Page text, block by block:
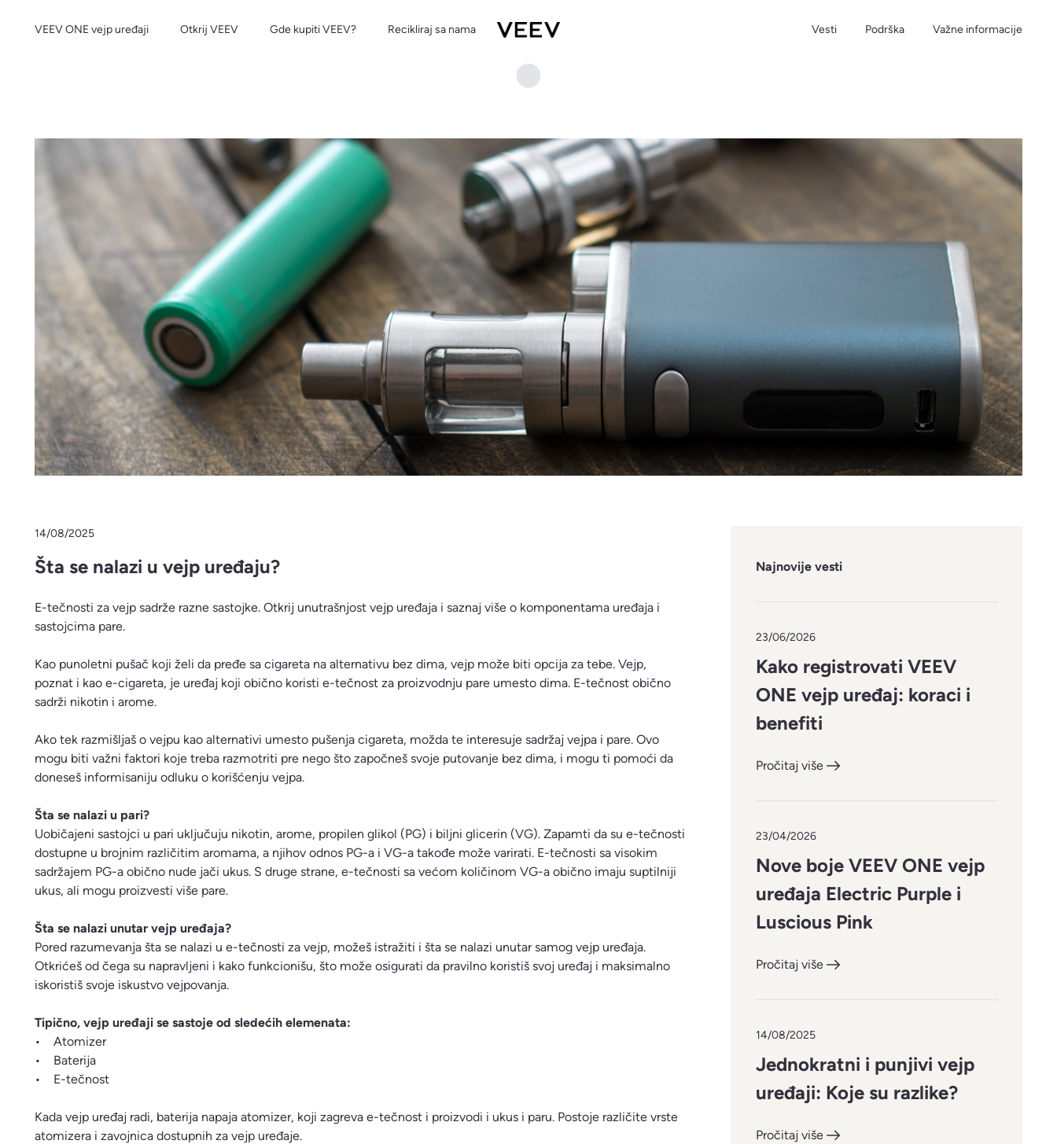
VEEV ONE vejp uređaji Otkrij VEEV Gde kupiti VEEV? Recikliraj sa nama Vesti Podrška Važne informacije
14/08/2025
Šta se nalazi u vejp uređaju?
E-tečnosti za vejp sadrže razne sastojke. Otkrij unutrašnjost vejp uređaja i saznaj više o komponentama uređaja i
sastojcima pare.
Kao punoletni pušač koji želi da pređe sa cigareta na alternativu bez dima, vejp može biti opcija za tebe. Vejp,
poznat i kao e-cigareta, je uređaj koji obično koristi e-tečnost za proizvodnju pare umesto dima. E-tečnost obično
sadrži nikotin i arome.
Ako tek razmišljaš o vejpu kao alternativi umesto pušenja cigareta, možda te interesuje sadržaj vejpa i pare. Ovo
mogu biti važni faktori koje treba razmotriti pre nego što započneš svoje putovanje bez dima, i mogu ti pomoći da
doneseš informisaniju odluku o korišćenju vejpa.
Šta se nalazi u pari?
Uobičajeni sastojci u pari uključuju nikotin, arome, propilen glikol (PG) i biljni glicerin (VG). Zapamti da su e-tečnosti
dostupne u brojnim različitim aromama, a njihov odnos PG-a i VG-a takođe može varirati. E-tečnosti sa visokim
sadržajem PG-a obično nude jači ukus. S druge strane, e-tečnosti sa većom količinom VG-a obično imaju suptilniji
ukus, ali mogu proizvesti više pare.
Šta se nalazi unutar vejp uređaja?
Pored razumevanja šta se nalazi u e-tečnosti za vejp, možeš istražiti i šta se nalazi unutar samog vejp uređaja.
Otkrićeš od čega su napravljeni i kako funkcionišu, što može osigurati da pravilno koristiš svoj uređaj i maksimalno
iskoristiš svoje iskustvo vejpovanja.
Tipično, vejp uređaji se sastoje od sledećih elemenata:
• Atomizer
• Baterija
• E-tečnost
Kada vejp uređaj radi, baterija napaja atomizer, koji zagreva e-tečnost i proizvodi i ukus i paru. Postoje različite vrste
atomizera i zavojnica dostupnih za vejp uređaje.
Najnovije vesti
23/06/2026
Kako registrovati VEEV
ONE vejp uređaj: koraci i
benefiti
Pročitaj više
23/04/2026
Nove boje VEEV ONE vejp
uređaja Electric Purple i
Luscious Pink
Pročitaj više
14/08/2025
Jednokratni i punjivi vejp
uređaji: Koje su razlike?
Pročitaj više